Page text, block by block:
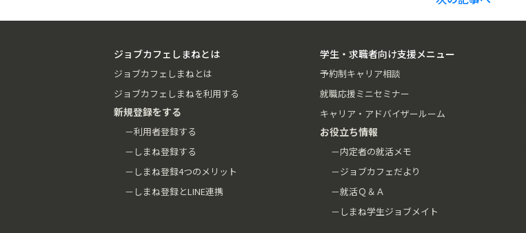
ジョブカフェしまねとは
ジョブカフェしまねとは
ジョブカフェしまねを利用する
新規登録をする
－利用者登録する
－しまね登録する
－しまね登録4つのメリット
－しまね登録とLINE連携
学生・求職者向け支援メニュー
予約制キャリア相談
就職応援ミニセミナー
キャリア・アドバイザールーム
お役立ち情報
－内定者の就活メモ
－ジョブカフェだより
－就活Ｑ＆Ａ
－しまね学生ジョブメイト